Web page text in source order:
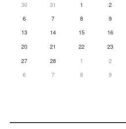
30
31 1 2
6
7 8 9
13
14 15 16
20
21 22 23
27
28 1 2
6
7 8 9